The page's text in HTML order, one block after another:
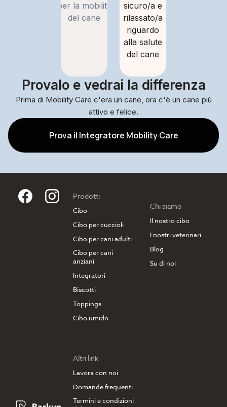
Provalo e vedrai la differenza
Prima di Mobility Care c'era un cane, ora c'è un cane più
attivo e felice.
Prova il Integratore Mobility Care
per la mobilità
del cane
sicuro/a e
rilassato/a
riguardo
alla salute
del cane
Prodotti
Cibo
Cibo per cuccioli
Cibo per cani adulti
Cibo per cani
anziani
Integratori
Biscotti
Toppings
Cibo umido
Chi siamo
Il nostro cibo
I nostri veterinari
Blog
Su di noi
Altri link
Lavora con noi
Domande frequenti
Termini e condizioni